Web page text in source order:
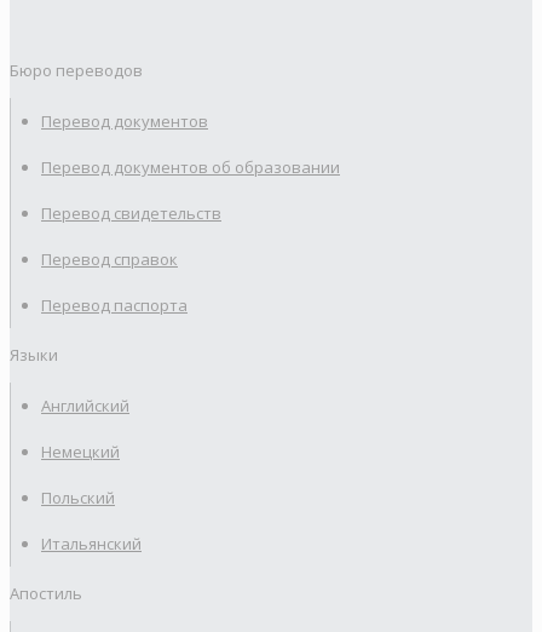
Бюро переводов
Перевод документов
Перевод документов об образовании
Перевод свидетельств
Перевод справок
Перевод паспорта
Языки
Английский
Немецкий
Польский
Итальянский
Апостиль